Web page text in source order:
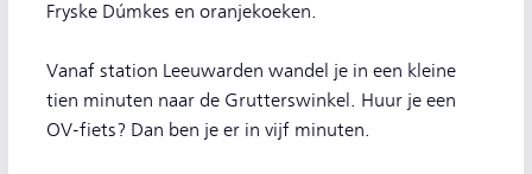
Fryske Dúmkes en oranjekoeken.
Vanaf station Leeuwarden wandel je in een kleine
tien minuten naar de Grutterswinkel. Huur je een
OV-fiets? Dan ben je er in vijf minuten.